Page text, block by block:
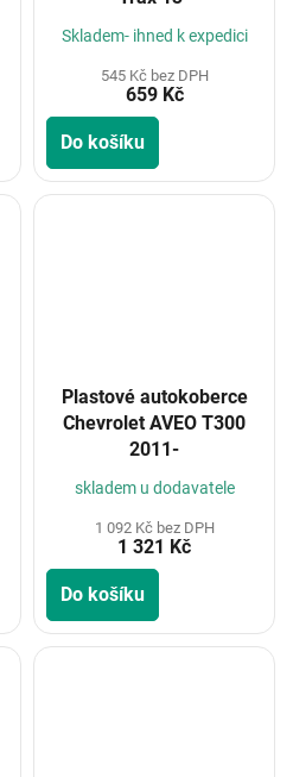
Skladem- ihned k expedici
545 Kč bez DPH
659 Kč
Do košíku
Plastové autokoberce
Chevrolet AVEO T300
2011-
skladem u dodavatele
1 092 Kč bez DPH
1 321 Kč
Do košíku